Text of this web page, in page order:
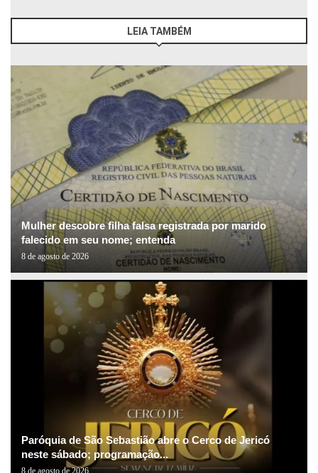
LEIA TAMBÉM
Mulher descobre filha falsa registrada por marido
falecido em seu nome; entenda
8 de agosto de 2026
Paróquia de São Sebastião abre o Cerco de Jericó
neste sábado; programação...